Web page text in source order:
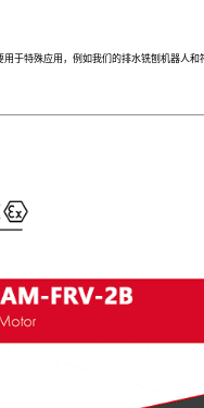
用于特殊应用，例如我们的排水铣刨机器人和